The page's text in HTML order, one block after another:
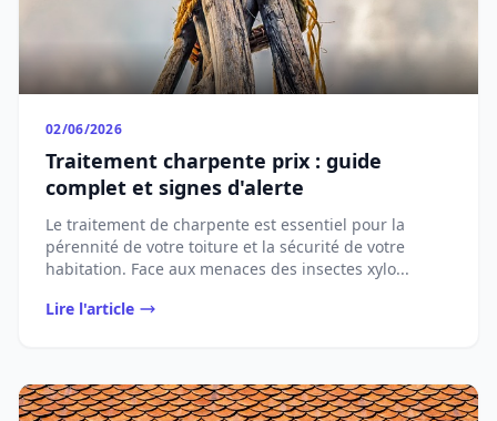
02/06/2026
Traitement charpente prix : guide
complet et signes d'alerte
Le traitement de charpente est essentiel pour la
pérennité de votre toiture et la sécurité de votre
habitation. Face aux menaces des insectes xylo...
Lire l'article